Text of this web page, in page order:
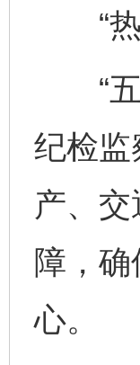
“热”
“五
纪检监
产、
障，确
心。